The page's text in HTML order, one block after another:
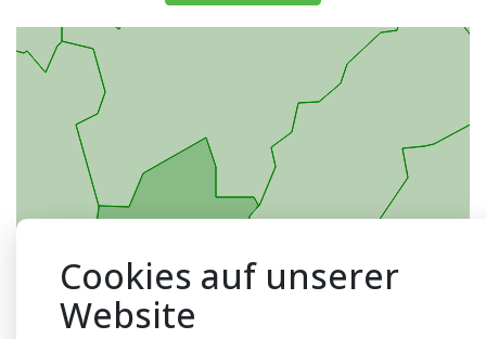
Cookies auf unserer
Website